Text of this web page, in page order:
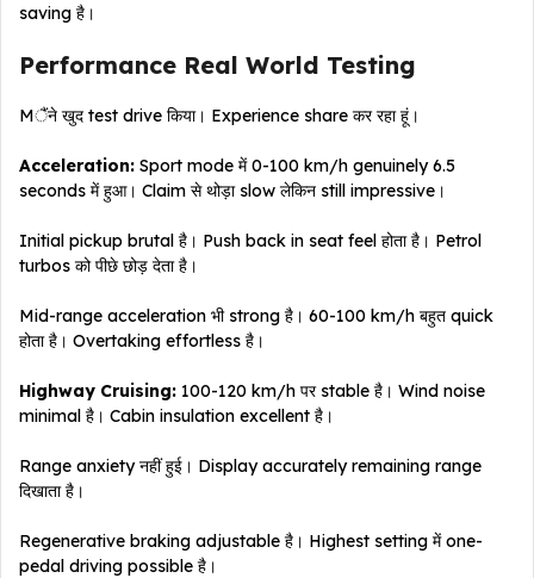
saving है।
Performance Real World Testing
Mैंने खुद test drive किया। Experience share कर रहा हूं।
Acceleration: Sport mode में 0-100 km/h genuinely 6.5
seconds में हुआ। Claim से थोड़ा slow लेकिन still impressive।
Initial pickup brutal है। Push back in seat feel होता है। Petrol
turbos को पीछे छोड़ देता है।
Mid-range acceleration भी strong है। 60-100 km/h बहुत quick
होता है। Overtaking effortless है।
Highway Cruising: 100-120 km/h पर stable है। Wind noise
minimal है। Cabin insulation excellent है।
Range anxiety नहीं हुई। Display accurately remaining range
दिखाता है।
Regenerative braking adjustable है। Highest setting में one-
pedal driving possible है।